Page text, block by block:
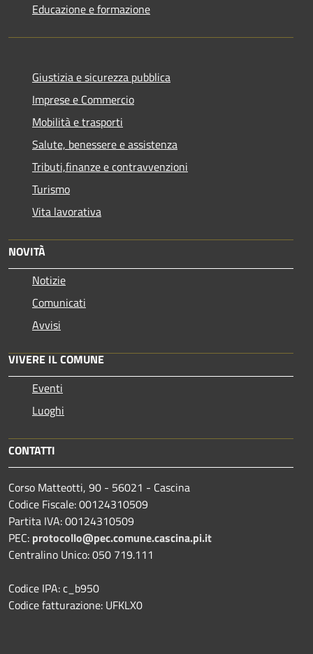
Educazione e formazione
Giustizia e sicurezza pubblica
Imprese e Commercio
Mobilità e trasporti
Salute, benessere e assistenza
Tributi,finanze e contravvenzioni
Turismo
Vita lavorativa
NOVITÀ
Notizie
Comunicati
Avvisi
VIVERE IL COMUNE
Eventi
Luoghi
CONTATTI
Corso Matteotti, 90 - 56021 - Cascina
Codice Fiscale: 00124310509
Partita IVA: 00124310509
PEC: protocollo@pec.comune.cascina.pi.it
Centralino Unico: 050 719.111
Codice IPA: c_b950
Codice fatturazione: UFKLX0